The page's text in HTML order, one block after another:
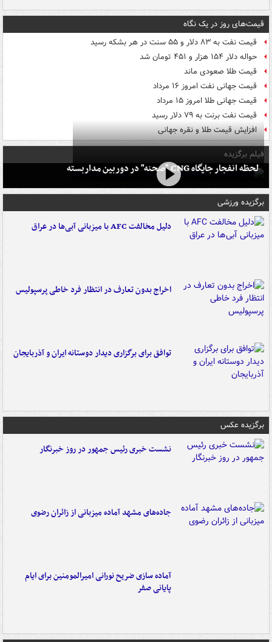
قیمت‌های روز در یک نگاه
قیمت نفت به ۸۳ دلار و ۵۵ سنت در هر بشکه رسید
حواله دلار ۱۵۴ هزار و ۴۵۱ تومان شد
قیمت طلا صعودی ماند
قیمت جهانی نفت امروز ۱۶ مرداد
قیمت جهانی طلا امروز ۱۵ مرداد
قیمت نفت برنت به ۷۹ دلار رسید
افزایش قیمت طلا و نقره جهانی
فیلم برگزیده
لحظه انفجار جایگاه CNG "صحنه" در دوربین مداربسته
برگزیده ورزشی
دلیل مخالفت AFC با میزبانی آبی‌ها در عراق
اخراج بدون تعارف در انتظار فرد خاطی پرسپولیس
توافق برای برگزاری دیدار دوستانه ایران و آذربایجان
برگزیده عکس
نشست خبری رئیس جمهور در روز خبرنگار
جاده‌های مشهد آماده میزبانی از زائران رضوی
آماده سازی ضریح نورانی امیرالمومنین برای ایام
پایانی صفر